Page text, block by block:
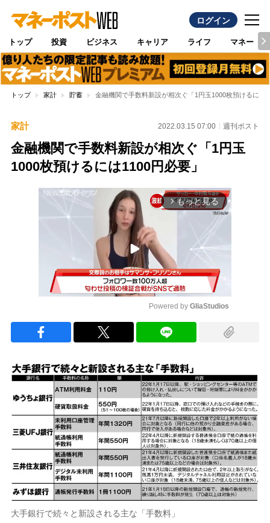
ログイン
トップ 投資 ビジネス キャリア ライフ マネー
トップ 家計 貯蓄 金融機関で手数料新設が相次ぐ「1円玉1000枚預けるには
家計 2022.03.15 07:00 週刊ポスト
金融機関で手数料新設が相次ぐ「1円玉
1000枚預けるには1100円必要」
arrow_forward_ios もっと見る
Powered by GliaStudios
大手銀行で続々と新設される主な「手数料」